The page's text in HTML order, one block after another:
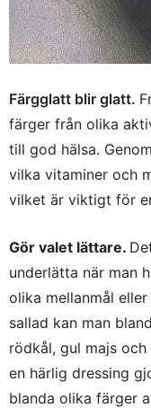
Färgglatt blir glatt.
färger från olika
till god hälsa.
vilka vitaminer och
vilket är viktigt för
Gör valet lättare.
underlätta när man
olika mellanmål
sallad kan man
rödkål, gul majs
en härlig dressing
blanda olika färger